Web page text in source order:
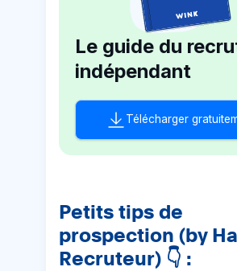
Le guide du
indépendant
Télécharger
Petits tips de
prospection (by
Recruteur) 👇 :